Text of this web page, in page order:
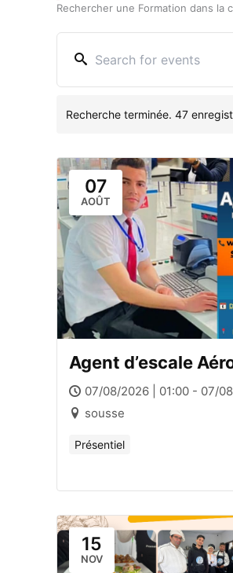
Rechercher une Formation dans la
Recherche terminée. 47
07
AOÛT
Agent d’escale
07/08/2026 | 01:00 - 07/
sousse
Présentiel
15
NOV